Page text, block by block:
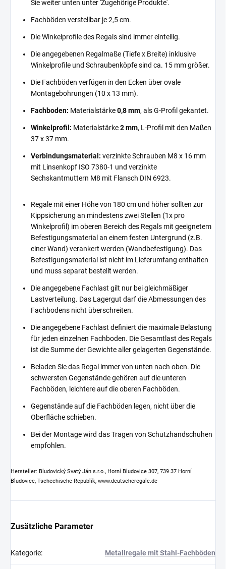
Sie weiter unten unter 'Zugehörige Produkte'.
Fachböden verstellbar je 2,5 cm.
Die Winkelprofile des Regals sind immer einteilig.
Die angegebenen Regalmaße (Tiefe x Breite) inklusive
Winkelprofile und Schraubenköpfe sind ca. 15 mm größer.
Die Fachböden verfügen in den Ecken über ovale
Montagebohrungen (10 x 13 mm).
Fachboden: Materialstärke0,8 mm, als G-Profil gekantet.
Winkelprofil: Materialstärke2 mm, L-Profil mit den Maßen
37 x 37 mm.
Verbindungsmaterial: verzinkte Schrauben M8 x 16 mm
mit Linsenkopf ISO 7380-1 und verzinkte
Sechskantmuttern M8 mit Flansch DIN 6923.
Regale mit einer Höhe von 180 cm und höher sollten zur
Kippsicherung an mindestens zwei Stellen (1x pro
Winkelprofil) im oberen Bereich des Regals mit geeignetem
Befestigungsmaterial an einem festen Untergrund (z.B.
einer Wand) verankert werden (Wandbefestigung). Das
Befestigungsmaterial ist nicht im Lieferumfang enthalten
und muss separat bestellt werden.
Die angegebene Fachlast gilt nur bei gleichmäßiger
Lastverteilung. Das Lagergut darf die Abmessungen des
Fachbodens nicht überschreiten.
Die angegebene Fachlast definiert die maximale Belastung
für jeden einzelnen Fachboden. Die Gesamtlast des Regals
ist die Summe der Gewichte aller gelagerten Gegenstände.
Beladen Sie das Regal immer von unten nach oben. Die
schwersten Gegenstände gehören auf die unteren
Fachböden, leichtere auf die oberen Fachböden.
Gegenstände auf die Fachböden legen, nicht über die
Oberfläche schieben.
Bei der Montage wird das Tragen von Schutzhandschuhen
empfohlen.
Hersteller: Bludovický Svatý Ján s.r.o., Horní Bludovice 307, 739 37 Horní
Bludovice, Tschechische Republik, www.deutscheregale.de
Zusätzliche Parameter
Kategorie: Metallregale mit Stahl-Fachböden